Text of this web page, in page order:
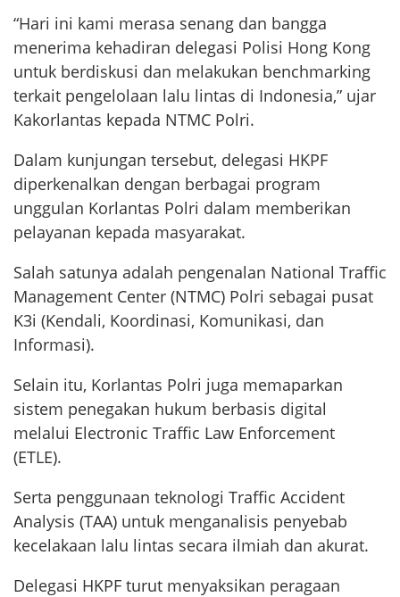
“Hari ini kami merasa senang dan bangga
menerima kehadiran delegasi Polisi Hong Kong
untuk berdiskusi dan melakukan benchmarking
terkait pengelolaan lalu lintas di Indonesia,” ujar
Kakorlantas kepada NTMC Polri.
Dalam kunjungan tersebut, delegasi HKPF
diperkenalkan dengan berbagai program
unggulan Korlantas Polri dalam memberikan
pelayanan kepada masyarakat.
Salah satunya adalah pengenalan National Traffic
Management Center (NTMC) Polri sebagai pusat
K3i (Kendali, Koordinasi, Komunikasi, dan
Informasi).
Selain itu, Korlantas Polri juga memaparkan
sistem penegakan hukum berbasis digital
melalui Electronic Traffic Law Enforcement
(ETLE).
Serta penggunaan teknologi Traffic Accident
Analysis (TAA) untuk menganalisis penyebab
kecelakaan lalu lintas secara ilmiah dan akurat.
Delegasi HKPF turut menyaksikan peragaan